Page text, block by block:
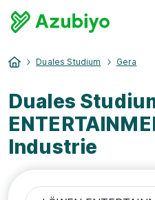
Duales Studium Gera
Duales
Industrie